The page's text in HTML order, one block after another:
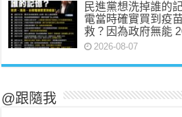
民進黨想洗掉誰的
電當時確實買到疫
救？因為政府無能
2026-08-07
@跟隨我